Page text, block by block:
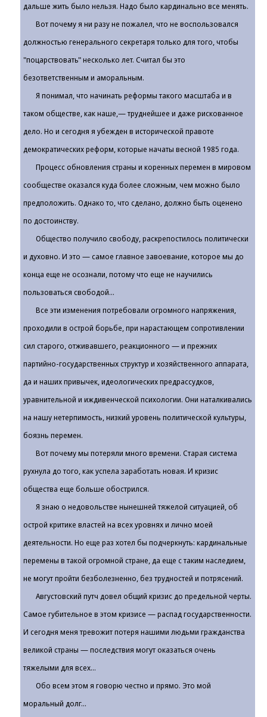
дальше жить было нельзя. Надо было кардинально все менять.
Вот почему я ни разу не пожалел, что не воспользовался
должностью генерального секретаря только для того, чтобы
"поцарствовать" несколько лет. Считал бы это
безответственным и аморальным.
Я понимал, что начинать реформы такого масштаба и в
таком обществе, как наше,— труднейшее и даже рискованное
дело. Но и сегодня я убежден в исторической правоте
демократических реформ, которые начаты весной 1985 года.
Процесс обновления страны и коренных перемен в мировом
сообществе оказался куда более сложным, чем можно было
предположить. Однако то, что сделано, должно быть оценено
по достоинству.
Общество получило свободу, раскрепостилось политически
и духовно. И это — самое главное завоевание, которое мы до
конца еще не осознали, потому что еще не научились
пользоваться свободой...
Все эти изменения потребовали огромного напряжения,
проходили в острой борьбе, при нарастающем сопротивлении
сил старого, отживавшего, реакционного — и прежних
партийно-государственных структур и хозяйственного аппарата,
да и наших привычек, идеологических предрассудков,
уравнительной и иждивенческой психологии. Они наталкивались
на нашу нетерпимость, низкий уровень политической культуры,
боязнь перемен.
Вот почему мы потеряли много времени. Старая система
рухнула до того, как успела заработать новая. И кризис
общества еще больше обострился.
Я знаю о недовольстве нынешней тяжелой ситуацией, об
острой критике властей на всех уровнях и лично моей
деятельности. Но еще раз хотел бы подчеркнуть: кардинальные
перемены в такой огромной стране, да еще с таким наследием,
не могут пройти безболезненно, без трудностей и потрясений.
Августовский путч довел общий кризис до предельной черты.
Самое губительное в этом кризисе — распад государственности.
И сегодня меня тревожит потеря нашими людьми гражданства
великой страны — последствия могут оказаться очень
тяжелыми для всех...
Обо всем этом я говорю честно и прямо. Это мой
моральный долг...